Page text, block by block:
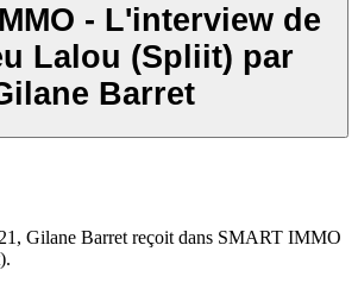
- L'interview de
Lalou (Spliit) par
Barret
Gilane Barret reçoit dans SMART IMMO